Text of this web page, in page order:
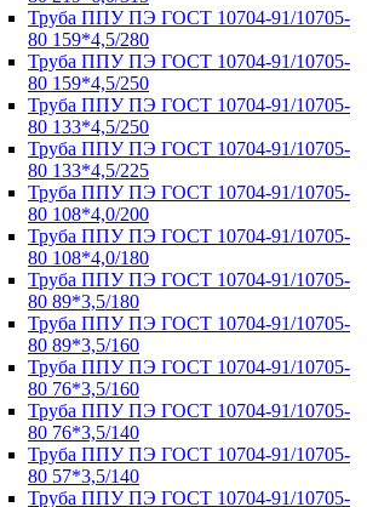
Труба ППУ ПЭ ГОСТ 10704-91/10705-
80 159*4,5/280
Труба ППУ ПЭ ГОСТ 10704-91/10705-
80 159*4,5/250
Труба ППУ ПЭ ГОСТ 10704-91/10705-
80 133*4,5/250
Труба ППУ ПЭ ГОСТ 10704-91/10705-
80 133*4,5/225
Труба ППУ ПЭ ГОСТ 10704-91/10705-
80 108*4,0/200
Труба ППУ ПЭ ГОСТ 10704-91/10705-
80 108*4,0/180
Труба ППУ ПЭ ГОСТ 10704-91/10705-
80 89*3,5/180
Труба ППУ ПЭ ГОСТ 10704-91/10705-
80 89*3,5/160
Труба ППУ ПЭ ГОСТ 10704-91/10705-
80 76*3,5/160
Труба ППУ ПЭ ГОСТ 10704-91/10705-
80 76*3,5/140
Труба ППУ ПЭ ГОСТ 10704-91/10705-
80 57*3,5/140
Труба ППУ ПЭ ГОСТ 10704-91/10705-